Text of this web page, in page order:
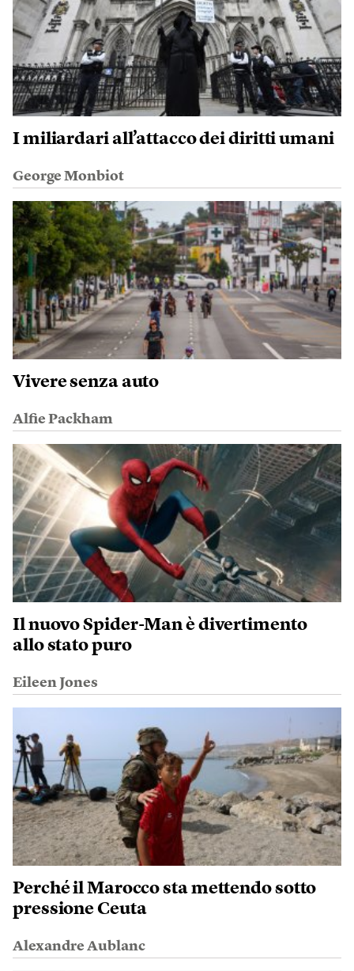
I miliardari all’attacco dei diritti umani
George Monbiot
Vivere senza auto
Alfie Packham
Il nuovo Spider-Man è divertimento
allo stato puro
Eileen Jones
Perché il Marocco sta mettendo sotto
pressione Ceuta
Alexandre Aublanc